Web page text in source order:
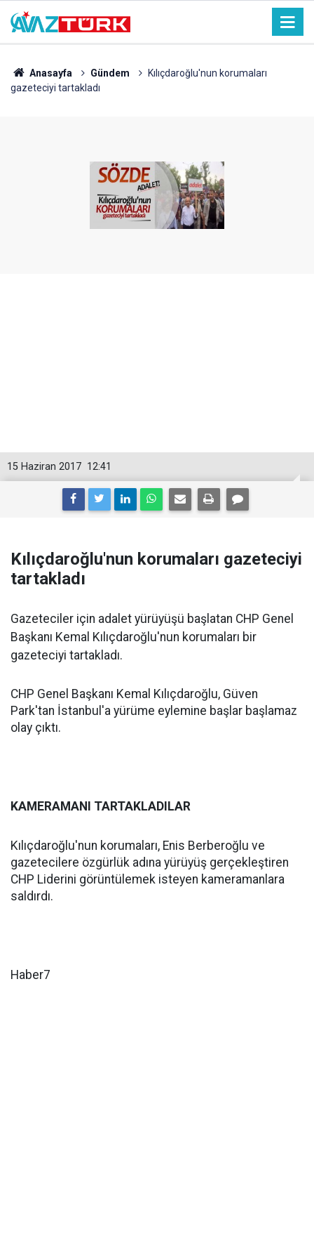
Anasayfa Gündem
Kılıçdaroğlu'nun korumaları
gazeteciyi tartakladı
12:41
15 Haziran 2017
Kılıçdaroğlu'nun korumaları gazeteciyi
tartakladı
Gazeteciler için adalet yürüyüşü başlatan CHP Genel
Başkanı Kemal Kılıçdaroğlu'nun korumaları bir
gazeteciyi tartakladı.
CHP Genel Başkanı Kemal Kılıçdaroğlu, Güven
Park'tan İstanbul'a yürüme eylemine başlar başlamaz
olay çıktı.
KAMERAMANI TARTAKLADILAR
Kılıçdaroğlu'nun korumaları, Enis Berberoğlu ve
gazetecilere özgürlük adına yürüyüş gerçekleştiren
CHP Liderini görüntülemek isteyen kameramanlara
saldırdı.
Haber7